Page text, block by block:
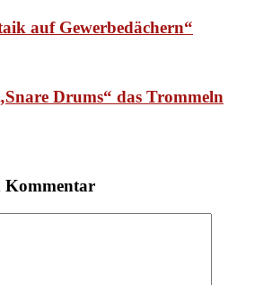
auf Gewerbedächern“
Drums“ das Trommeln
Kommentar